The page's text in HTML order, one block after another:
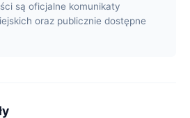
są oficjalne komunikaty
oraz publicznie dostępne